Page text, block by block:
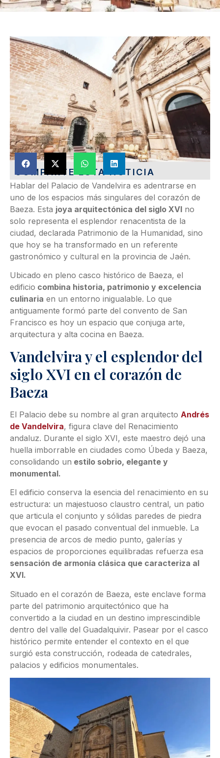
COMPARTE ESTA NOTICIA
Hablar del Palacio de Vandelvira es adentrarse en
uno de los espacios más singulares del corazón de
Baeza. Esta joya arquitectónica del siglo XVI no
solo representa el esplendor renacentista de la
ciudad, declarada Patrimonio de la Humanidad, sino
que hoy se ha transformado en un referente
gastronómico y cultural en la provincia de Jaén.
Ubicado en pleno casco histórico de Baeza, el
edificio combina historia, patrimonio y excelencia
culinaria en un entorno inigualable. Lo que
antiguamente formó parte del convento de San
Francisco es hoy un espacio que conjuga arte,
arquitectura y alta cocina en Baeza.
Vandelvira y el esplendor del
siglo XVI en el corazón de
Baeza
El Palacio debe su nombre al gran arquitecto Andrés
de Vandelvira, figura clave del Renacimiento
andaluz. Durante el siglo XVI, este maestro dejó una
huella imborrable en ciudades como Úbeda y Baeza,
consolidando un estilo sobrio, elegante y
monumental.
El edificio conserva la esencia del renacimiento en su
estructura: un majestuoso claustro central, un patio
que articula el conjunto y sólidas paredes de piedra
que evocan el pasado conventual del inmueble. La
presencia de arcos de medio punto, galerías y
espacios de proporciones equilibradas refuerza esa
sensación de armonía clásica que caracteriza al
XVI.
Situado en el corazón de Baeza, este enclave forma
parte del patrimonio arquitectónico que ha
convertido a la ciudad en un destino imprescindible
dentro del valle del Guadalquivir. Pasear por el casco
histórico permite entender el contexto en el que
surgió esta construcción, rodeada de catedrales,
palacios y edificios monumentales.